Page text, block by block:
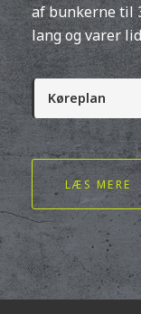
af bunkerne til
lang og varer
Køreplan
LÆS MERE